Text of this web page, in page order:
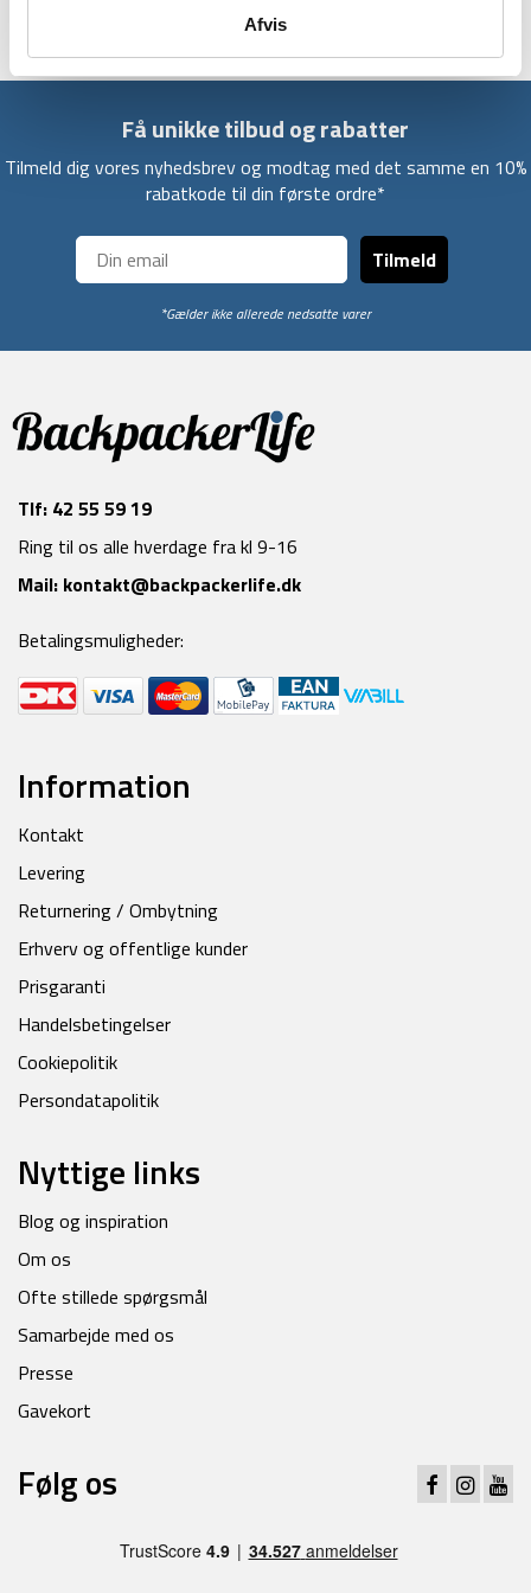
Afvis
Få unikke tilbud og rabatter
Tilmeld dig vores nyhedsbrev og modtag med det samme en 10%
rabatkode til din første ordre*
Tilmeld
*Gælder ikke allerede nedsatte varer
Tlf: 42 55 59 19
Ring til os alle hverdage fra kl 9-16
Mail: kontakt@backpackerlife.dk
Betalingsmuligheder:
Information
Kontakt
Levering
Returnering / Ombytning
Erhverv og offentlige kunder
Prisgaranti
Handelsbetingelser
Cookiepolitik
Persondatapolitik
Nyttige links
Blog og inspiration
Om os
Ofte stillede spørgsmål
Samarbejde med os
Presse
Gavekort
Følg os